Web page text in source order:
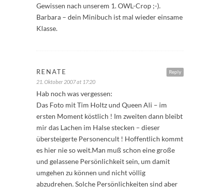
Gewissen nach unserem 1. OWL-Crop ;-).
Barbara – dein Minibuch ist mal wieder einsame
Klasse.
Reply
RENATE
21. Oktober 2007 at 17:20
Hab noch was vergessen:
Das Foto mit Tim Holtz und Queen Ali – im
ersten Moment köstlich ! Im zweiten dann bleibt
mir das Lachen im Halse stecken – dieser
übersteigerte Personencult ! Hoffentlich kommt
es hier nie so weit.Man muß schon eine große
und gelassene Persönlichkeit sein, um damit
umgehen zu können und nicht völlig
abzudrehen. Solche Persönlichkeiten sind aber